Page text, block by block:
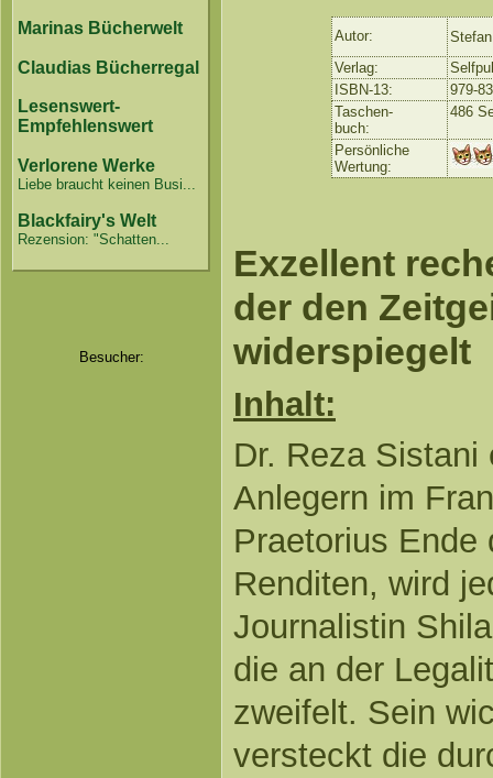
Marinas Bücherwelt
Claudias Bücherregal
Lesenswert-
Empfehlenswert
Verlorene Werke
Liebe braucht keinen Busi...
Blackfairy's Welt
Rezension: "Schatten...
Besucher:
Autor:
Verlag:
ISBN-13:
979-
Taschen-
buch:
486
Persönliche
Wertung:
Exzellent
der den
widerspiegelt
Inhalt:
Dr. Reza
Anlegern im
Praetorius Ende
Renditen, wird
Journalistin
die an der
zweifelt. Sein
versteckt die